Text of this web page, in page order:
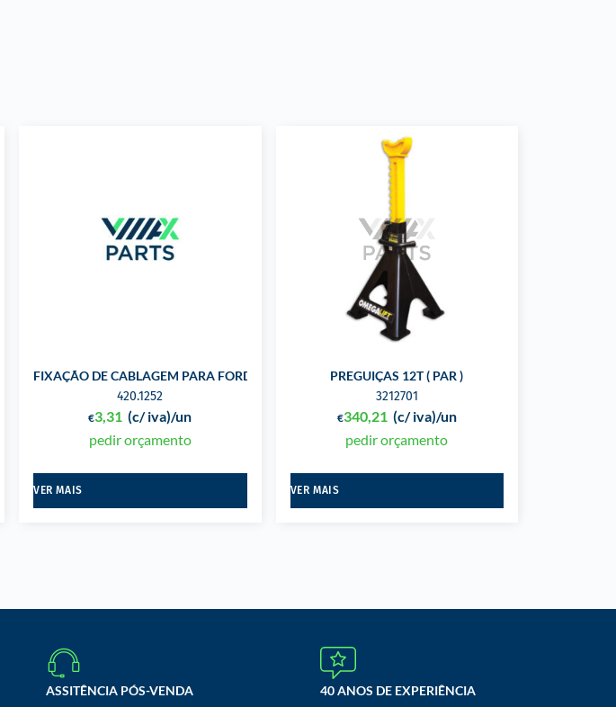
FIXAÇÃO DE CABLAGEM PARA FORD
420.1252
€3,31 (c/ iva)/un
pedir orçamento
VER MAIS
PREGUIÇAS 12T ( PAR )
3212701
€340,21 (c/ iva)/un
pedir orçamento
VER MAIS
ASSITÊNCIA PÓS-VENDA
40 ANOS DE EXPERIÊNCIA